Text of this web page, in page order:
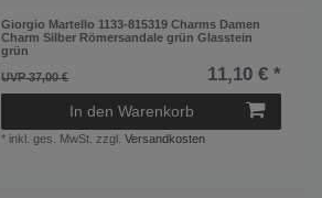
Giorgio Martello 1133-815319 Charms Damen
Charm Silber Römersandale grün Glasstein
grün
UVP 37,00 €
11,10 € *
In den Warenkorb
* inkl. ges. MwSt. zzgl.Versandkosten